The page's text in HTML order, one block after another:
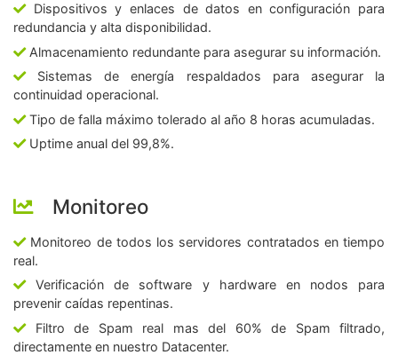
Dispositivos y enlaces de datos en configuración para
redundancia y alta disponibilidad.
Almacenamiento redundante para asegurar su información.
Sistemas de energía respaldados para asegurar la
continuidad operacional.
Tipo de falla máximo tolerado al año 8 horas acumuladas.
Uptime anual del 99,8%.
Monitoreo
Monitoreo de todos los servidores contratados en tiempo
real.
Verificación de software y hardware en nodos para
prevenir caídas repentinas.
Filtro de Spam real mas del 60% de Spam filtrado,
directamente en nuestro Datacenter.